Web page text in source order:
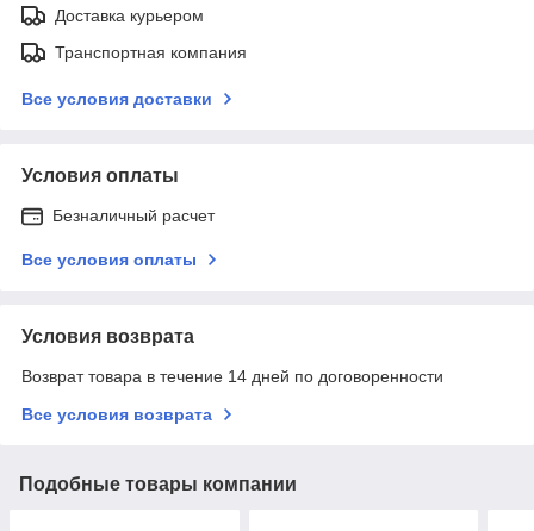
Доставка курьером
Транспортная компания
Все условия доставки
Условия оплаты
Безналичный расчет
Все условия оплаты
Условия возврата
Возврат товара в течение 14 дней по договоренности
Все условия возврата
Подобные товары компании